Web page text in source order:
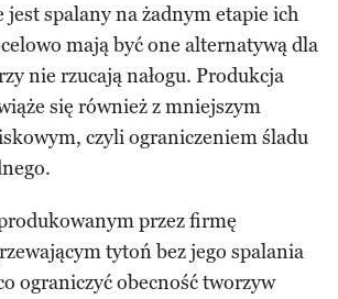
spalany na żadnym etapie ich
mają być one alternatywą dla
nie rzucają nałogu. Produkcja
się również z mniejszym
czyli ograniczeniem śladu
przez firmę
tytoń bez jego spalania
ograniczyć obecność tworzyw